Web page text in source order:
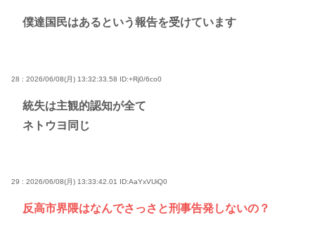
僕達国民はあるという報告を受けています
28 : 2026/06/08(月) 13:32:33.58 ID:+Rj0/6co0
統失は主観的認知が全て
ネトウヨ同じ
29 : 2026/06/08(月) 13:33:42.01 ID:AaYxVUiQ0
反高市界隈はなんでさっさと刑事告発しないの？